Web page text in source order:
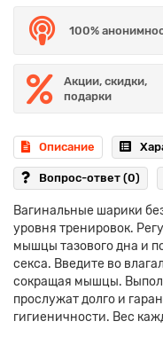
100%
Акции, скидки,
подарки
Описание
Вопрос-ответ (0)
Вагинальные шарики
уровня тренировок.
мышцы тазового дна и
секса. Введите во
сокращая мышцы.
прослужат долго и
гигиеничности. Вес